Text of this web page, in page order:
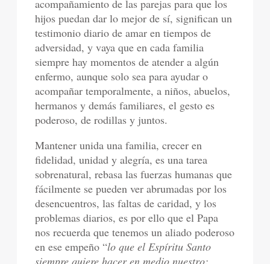
acompañamiento de las parejas para que los
hijos puedan dar lo mejor de sí, significan un
testimonio diario de amar en tiempos de
adversidad, y vaya que en cada familia
siempre hay momentos de atender a algún
enfermo, aunque solo sea para ayudar o
acompañar temporalmente, a niños, abuelos,
hermanos y demás familiares, el gesto es
poderoso, de rodillas y juntos.
Mantener unida una familia, crecer en
fidelidad, unidad y alegría, es una tarea
sobrenatural, rebasa las fuerzas humanas que
fácilmente se pueden ver abrumadas por los
desencuentros, las faltas de caridad, y los
problemas diarios, es por ello que el Papa
nos recuerda que tenemos un aliado poderoso
en ese empeño “lo que el Espíritu Santo
siempre quiere hacer en medio nuestro: